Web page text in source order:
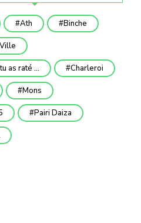
Ath Binche
as raté ... Charleroi
Mons
Pairi Daiza